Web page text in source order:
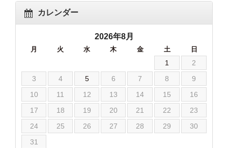
カレンダー
2026年8月
月 火 水 木 金 土 日
1
2
3
4 5 6 7 8
9
10
11 12 13 14 15
16
17
18 19 20 21 22
23
24
25 26 27 28 29
30
31